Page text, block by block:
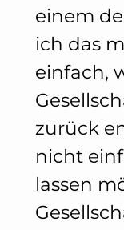
einem
ich das
einfach,
zurück
nicht
lassen